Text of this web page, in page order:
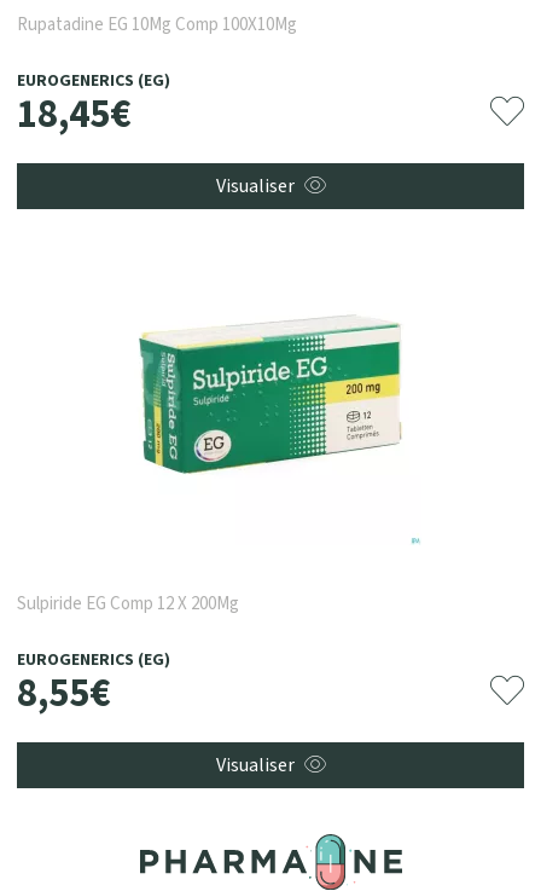
Rupatadine EG 10Mg Comp 100X10Mg
EUROGENERICS (EG)
18,45€
Visualiser
Sulpiride EG Comp 12 X 200Mg
EUROGENERICS (EG)
8,55€
Visualiser